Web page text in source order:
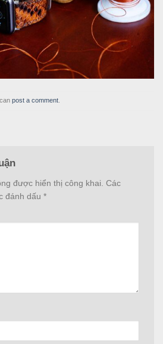
post a comment
được hiển thị công khai. Các
đánh dấu *